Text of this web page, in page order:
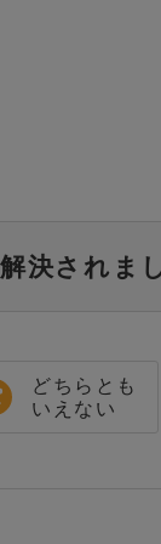
決されま
どちらとも
いえない